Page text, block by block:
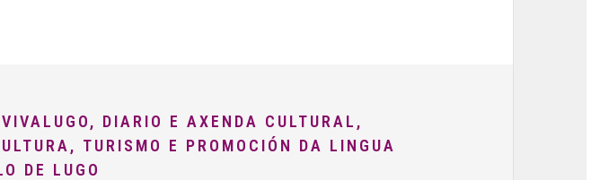
VIVALUGO, DIARIO E AXENDA CULTURAL,
TURISMO E PROMOCIÓN DA LINGUA
DE LUGO